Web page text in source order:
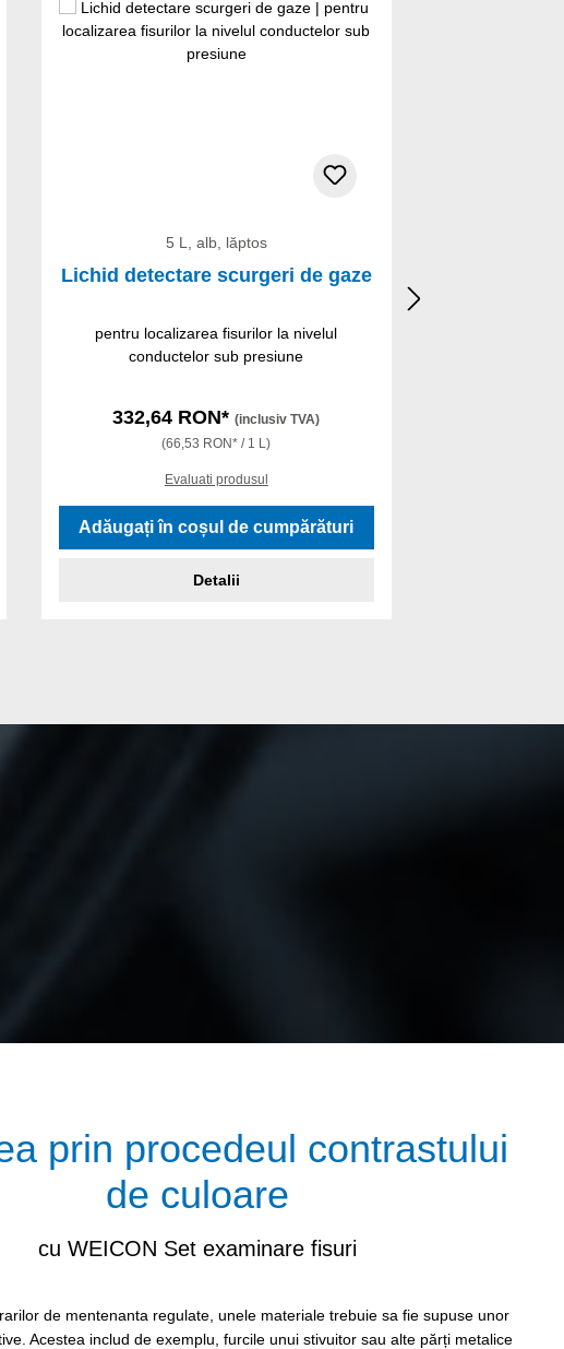
5 L, alb, lăptos
Lichid detectare scurgeri de gaze
pentru localizarea fisurilor la nivelul
conductelor sub presiune
332,64 RON*(inclusiv TVA)
(66,53 RON* / 1 L)
Evaluati produsul
Adăugați în coșul de cumpărături
Detalii
prin procedeul contrastului
de culoare
cu WEICON Set examinare fisuri
de mentenanta regulate, unele materiale trebuie sa fie supuse unor
Acestea includ de exemplu, furcile unui stivuitor sau alte părți metalice